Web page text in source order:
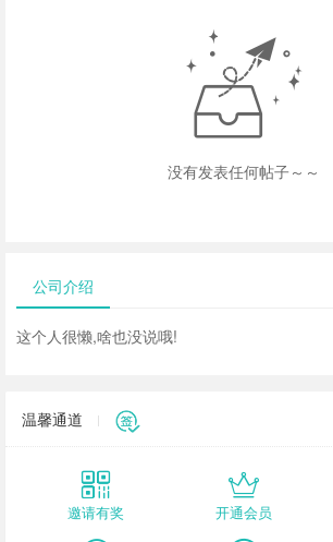
没有发表任何帖子～～
公司介绍
这个人很懒,啥也没说哦!
温馨通道
邀请有奖 开通会员